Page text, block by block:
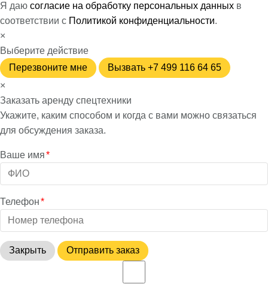
Я даю согласие на обработку персональных данных в
соответствии с Политикой конфиденциальности.
×
Выберите действие
Перезвоните мне
Вызвать +7 499 116 64 65
×
Заказать аренду спецтехники
Укажите, каким способом и когда с вами можно связаться
для обсуждения заказа.
Ваше имя*
Телефон*
Закрыть Отправить заказ